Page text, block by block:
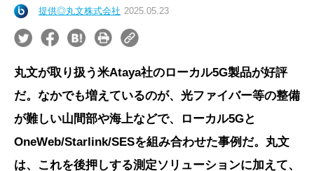
提供◎丸文株式会社 2025.05.23
丸文が取り扱う米Ataya社のローカル5G製品が好評
だ。なかでも増えているのが、光ファイバー等の整備
が難しい山間部や海上などで、ローカル5Gと
OneWeb/Starlink/SESを組み合わせた事例だ。丸文
は、これを後押しする測定ソリューションに加えて、